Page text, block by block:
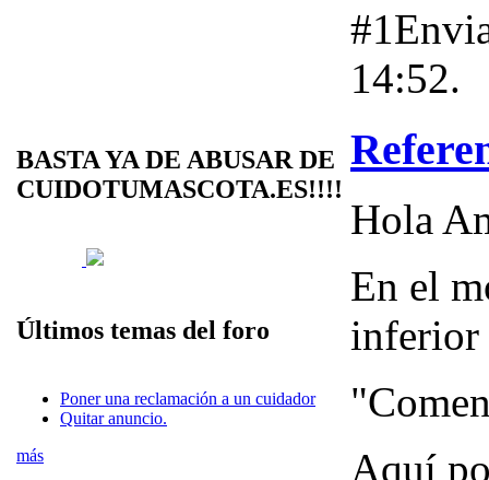
BASTA YA DE ABUSAR DE
CUIDOTUMASCOTA.ES!!!!
Últimos temas del foro
Poner una reclamación a un cuidador
Quitar anuncio.
más
#1
14:52.
Hola
En el
inferior
Aquí